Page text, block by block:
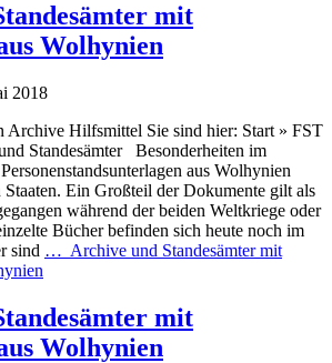
mit
Wolhynien
2018
Archive Hilfsmittel Sie sind hier: Start » FST
Standesämter Besonderheiten im
aus Wolhynien
Ein Großteil der Dokumente gilt als
während der beiden Weltkriege oder
Bücher befinden sich heute noch im
sind … Archive und Standesämter mit
mit
Wolhynien